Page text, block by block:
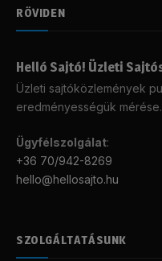
RÖVIDEN
Helló Sajtó! Üzleti
Üzleti sajtóközlemények
eredményességük mérése.
Ügyfélszolgálat:
+36 70/942-8269
hello@hellosajto.hu
SZOLGÁLTATÁSUNK